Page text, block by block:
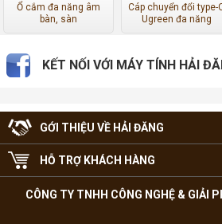
Ổ cắm đa năng âm
bàn, sàn
Cáp chuyển đổi type-
Ugreen đa năng
KẾT NỐI VỚI MÁY TÍNH HẢI
GỚI THIỆU VỀ HẢI ĐĂNG
HỖ TRỢ KHÁCH HÀNG
CÔNG TY TNHH CÔNG NGHỆ & GIẢI